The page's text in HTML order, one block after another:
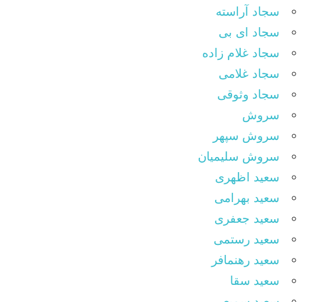
سجاد آراسته
سجاد ای بی
سجاد غلام زاده
سجاد غلامی
سجاد وثوقى
سروش
سروش سپهر
سروش سلیمیان
سعید اظهری
سعید بهرامی
سعید جعفری
سعید رستمی
سعید رهنمافر
سعید سقا